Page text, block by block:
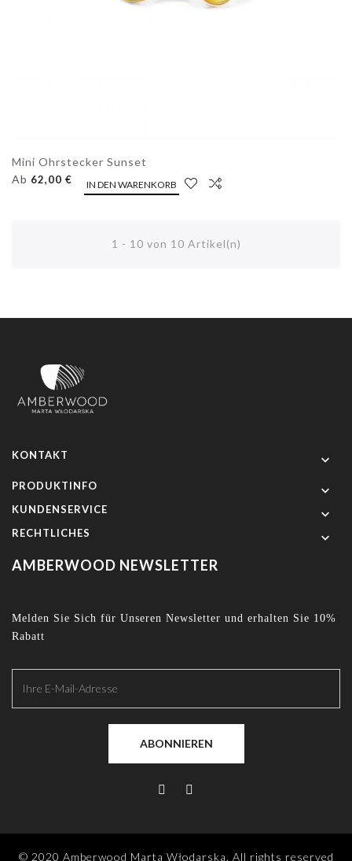
Mini Ohrstecker Sunset
Ab 62,00 € IN DEN WARENKORB
1 - 10 von 10 Artikel(n)
KONTAKT 
PRODUKTINFO 
KUNDENSERVICE 
RECHTLICHES 
AMBERWOOD NEWSLETTER
Melden Sie Sich für Unseren Newsletter und erhalten Sie 10%
Rabatt
ABONNIEREN
© 2020 Amberwood Marta Włodarska. All rights reserved